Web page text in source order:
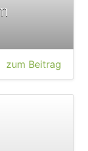
zum Beitrag